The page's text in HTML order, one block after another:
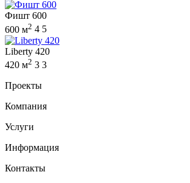
Фишт 600
600 м2 4 5
Liberty 420
420 м2 3 3
Проекты
Компания
Услуги
Информация
Контакты